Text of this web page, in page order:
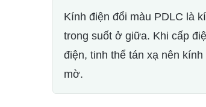
Kính điện đổi màu PDLC là
trong suốt ở giữa. Khi cấp
điện, tinh thể tán xạ nên
mờ.